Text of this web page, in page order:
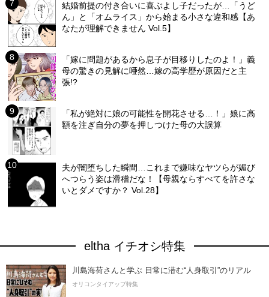
結婚前提の付き合いに喜ぶよし子だったが…「うど
ん」と「オムライス」から始まる小さな違和感【あ
なたが理解できません Vol.5】
「嫁に問題があるから息子が目移りしたのよ！」義
母の驚きの見解に唖然…嫁の高学歴が原因だと主
張!?
「私が絶対に娘の可能性を開花させる…！」娘に高
額を注ぎ自分の夢を押しつけた母の大誤算
夫が闇堕ちした瞬間…これまで嫌味なヤツらが媚び
へつらう姿は滑稽だな！【母親ならすべてを許さな
いとダメですか？ Vol.28】
eltha イチオシ特集
川島海荷さんと学ぶ 日常に潜む“人身取引”のリアル
オリコンタイアップ特集